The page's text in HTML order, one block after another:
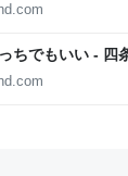
ちでもいい - 四